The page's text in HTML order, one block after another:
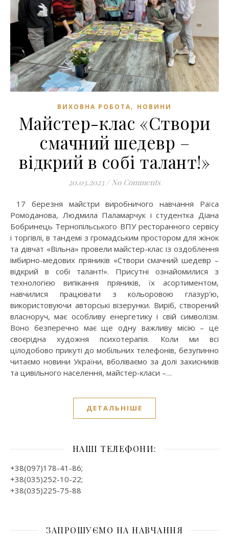
ВИХОВНА РОБОТА, НОВИНИ
Майстер-клас «Створи
смачний шедевр –
відкрий в собі талант!»
20.03.2023 / No Comments
17 березня майстри виробничого навчання Раїса
Ромоданова, Людмила Паламарчук і студентка Діана
Бобринець Тернопільського ВПУ ресторанного сервісу
і торгівлі, в тандемі з громадським простором для жінок
та дівчат «Вільна» провели майстер-клас із оздоблення
імбирно-медових пряників «Створи смачний шедевр –
відкрий в собі талант!». Присутні ознайомилися з
технологією випікання пряників, їх асортиментом,
навчилися працювати з кольоровою глазур’ю,
використовуючи авторські візерунки. Виріб, створений
власноруч, має особливу енергетику і свій символізм.
Воно безперечно має ще одну важливу місію – це
своєрідна художня психотерапія. Коли ми всі
цілодобово прикуті до мобільних телефонів, безупинно
читаємо новини України, вболіваємо за долі захисників
та цивільного населення, майстер-класи –…
ДЕТАЛЬНІШЕ
НАШІ ТЕЛЕФОНИ:
+38(097)178-41-86;
+38(035)252-10-22;
+38(035)225-75-88
ЗАПРОШУЄМО НА НАВЧАННЯ